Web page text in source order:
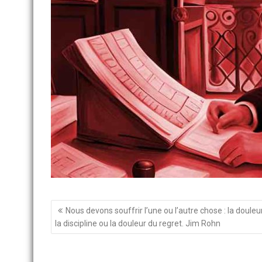
Navigation
de
l’article
Nous devons souffrir l’une ou l’autre chose : la
la discipline ou la douleur du regret. Jim Rohn